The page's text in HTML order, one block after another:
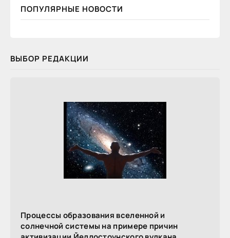
ПОПУЛЯРНЫЕ НОВОСТИ
ВЫБОР РЕДАКЦИИ
Процессы образования вселенной и
солнечной системы на примере причин